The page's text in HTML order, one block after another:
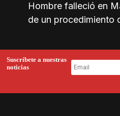
Hombre falleció en
de un procedimiento
Suscríbete a nuestras
noticias